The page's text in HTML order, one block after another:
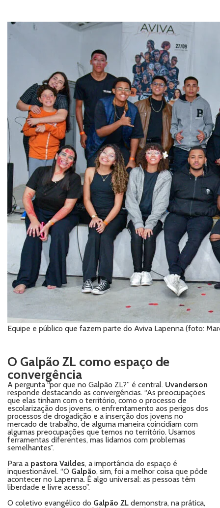
Equipe e público que fazem parte do Aviva Lapenna (foto:
O Galpão ZL como espaço de
convergência
A pergunta “por que no Galpão ZL?” é central. Uvanderson
responde destacando as convergências. “As preocupações
que elas tinham com o território, como o processo de
escolarização dos jovens, o enfrentamento aos perigos dos
processos de drogadição e a inserção dos jovens no
mercado de trabalho, de alguma maneira coincidiam com
algumas preocupações que temos no território. Usamos
ferramentas diferentes, mas lidamos com problemas
semelhantes”.
Para a pastora Vaildes, a importância do espaço é
inquestionável. “O Galpão, sim, foi a melhor coisa que pôde
acontecer no Lapenna. É algo universal: as pessoas têm
liberdade e livre acesso”.
O coletivo evangélico do Galpão ZL demonstra, na prática,